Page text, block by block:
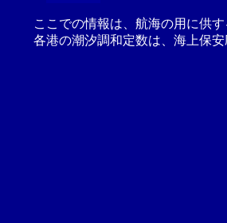
ここでの情報は、航海の用に供
各港の潮汐調和定数は、海上保